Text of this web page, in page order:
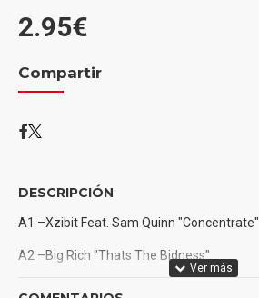
2.95€
Compartir
DESCRIPCIÓN
A1 –Xzibit Feat. Sam Quinn "Concentrate"
A2 –Big Rich "Thats The Bidness"